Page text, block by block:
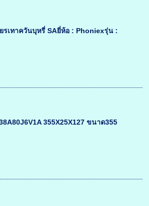
เทาควันบุหรี่ SAยี่ห้อ : Phoniexรุ่น :
355X25X127 ขนาด355